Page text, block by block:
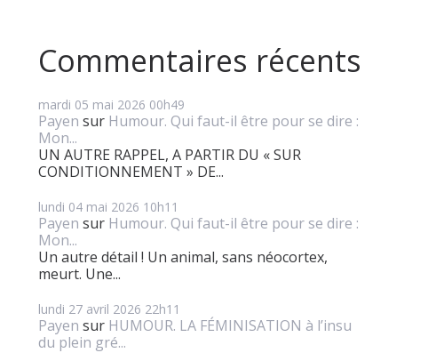
Commentaires récents
mardi 05 mai 2026 00h49
Payen sur Humour. Qui faut-il être pour se dire :
Mon...
UN AUTRE RAPPEL, A PARTIR DU « SUR
CONDITIONNEMENT » DE...
lundi 04 mai 2026 10h11
Payen sur Humour. Qui faut-il être pour se dire :
Mon...
Un autre détail ! Un animal, sans néocortex,
meurt. Une...
lundi 27 avril 2026 22h11
Payen sur HUMOUR. LA FÉMINISATION à l’insu
du plein gré...